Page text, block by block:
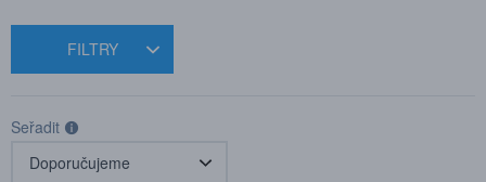
FILTRY
Seřadit